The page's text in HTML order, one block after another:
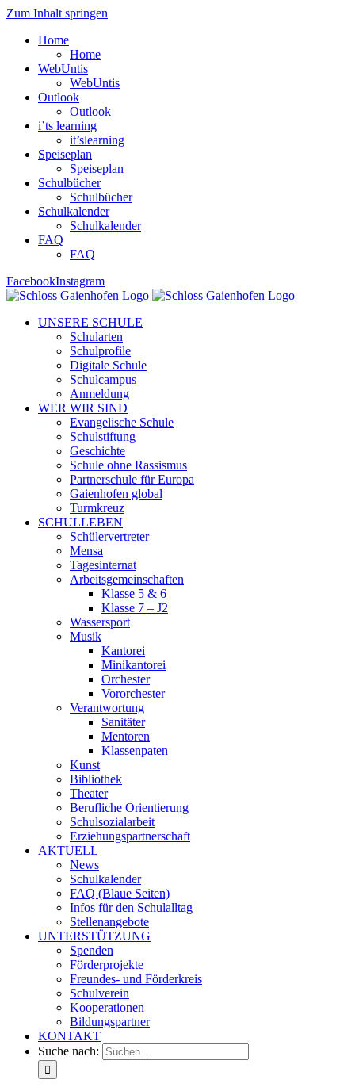
Zum Inhalt springen
Home
Home
WebUntis
WebUntis
Outlook
Outlook
i’ts learning
it’slearning
Speiseplan
Speiseplan
Schulbücher
Schulbücher
Schulkalender
Schulkalender
FAQ
FAQ
FacebookInstagram
UNSERE SCHULE
Schularten
Schulprofile
Digitale Schule
Schulcampus
Anmeldung
WER WIR SIND
Evangelische Schule
Schulstiftung
Geschichte
Schule ohne Rassismus
Partnerschule für Europa
Gaienhofen global
Turmkreuz
SCHULLEBEN
Schülervertreter
Mensa
Tagesinternat
Arbeitsgemeinschaften
Klasse 5 & 6
Klasse 7 – J2
Wassersport
Musik
Kantorei
Minikantorei
Orchester
Vororchester
Verantwortung
Sanitäter
Mentoren
Klassenpaten
Kunst
Bibliothek
Theater
Berufliche Orientierung
Schulsozialarbeit
Erziehungspartnerschaft
AKTUELL
News
Schulkalender
FAQ (Blaue Seiten)
Infos für den Schulalltag
Stellenangebote
UNTERSTÜTZUNG
Spenden
Förderprojekte
Freundes- und Förderkreis
Schulverein
Kooperationen
Bildungspartner
KONTAKT
Suche nach: